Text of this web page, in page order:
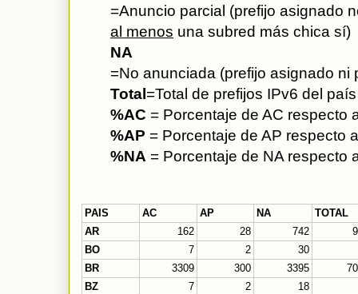
=Anuncio parcial (prefijo asignado
al menos una subred más chica sí)
NA
=No anunciada (prefijo asignado
Total =Total de prefijos IPv6 del país
%AC = Porcentaje de AC respecto
%AP = Porcentaje de AP respecto
%NA = Porcentaje de NA respecto
PAIS AC AP NA
TOTAL
AR
162 28 742
BO
7 2
30
BR
3309 300 3395
BZ
7 2
18